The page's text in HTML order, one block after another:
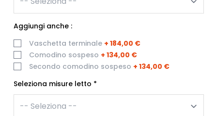
Aggiungi anche :
Vaschetta terminale + 184,00 €
Comodino sospeso + 134,00 €
Secondo comodino sospeso + 134,00 €
Seleziona misure letto *